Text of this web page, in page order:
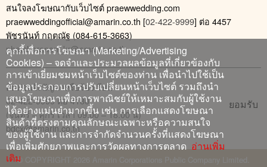
สนใจลงโฆษณากับเว็บไซต์ praewwedding.com
praewweddingofficial@amarin.co.th [02-422-9999] ต่อ 4457
พัชรนันท์ กฤตณัฐ (084-615-3663)
phatcharanan_kr@amarin.co.th
ติดต่อแจ้งปัญหาหรือร้องเรียน
02-422-9999 ต่อ 4180
(จันทร์ – ศุกร์ เวลา 09.00 – 18.00 น)
bdcx@amarin.co.th
© COPYRIGHT 2026 Amarin Corporations Public Company Limited.
คุกกี้เพื่อการโฆษณา (Marketing/Advertising
Cookies) – จดจำและประมวลผลข้อมูลที่เกี่ยวข้องกับ
การเข้าเยี่ยมชมหน้าเว็บไซต์ของท่าน เพื่อนำไปใช้เป็น
ข้อมูลประกอบการปรับเปลี่ยนหน้าเว็บไซต์ รวมถึงนำ
เสนอโฆษณาเพื่อการพาณิชย์ให้เหมาะสมกับผู้ใช้งาน
ได้อย่างแม่นยำมากขึ้น เช่น การเลือกแสดงโฆษณา
สินค้าที่ตรงตามคุณลักษณะเฉพาะหรือความสนใจ
ของผู้ใช้งาน และการจำกัดจำนวนครั้งที่แสดงโฆษณา
เพื่อเพิ่มศักยภาพและการวัดผลทางการตลาด อ่านเพิ่ม
เติม
ยอมรับ